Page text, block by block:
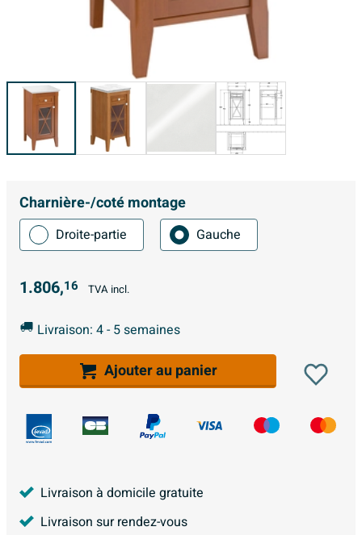
Charnière-/coté montage
Droite-partie Gauche
1.806,16 TVA incl.
Livraison: 4 - 5 semaines
Ajouter au panier
Livraison à domicile gratuite
Livraison sur rendez-vous